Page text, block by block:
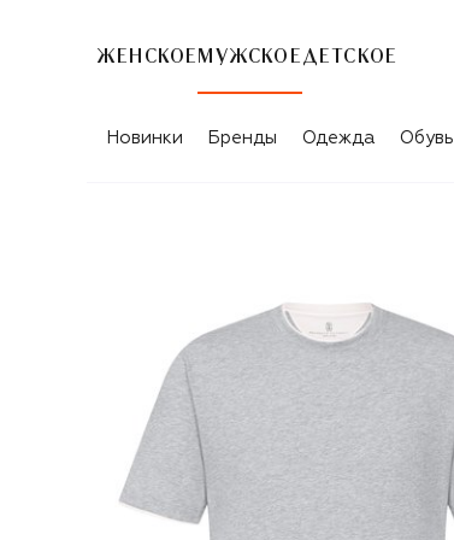
ЖЕНСКОЕ МУЖСКОЕ ДЕТСКОЕ
Новинки Бренды Одежда Обувь